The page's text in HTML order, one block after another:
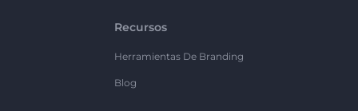
Recursos
Herramientas De Branding
Blog